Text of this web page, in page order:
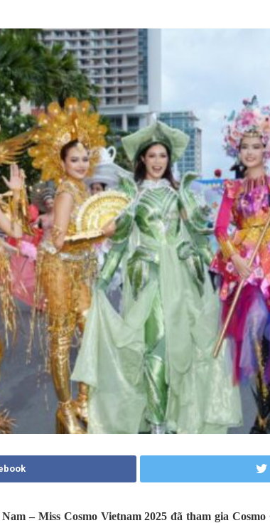
– Miss Cosmo Vietnam 2025 đã tham gia